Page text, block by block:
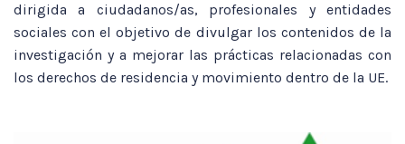
dirigida a ciudadanos/as, profesionales y entidades
sociales con el objetivo de divulgar los contenidos de la
investigación y a mejorar las prácticas relacionadas con
los derechos de residencia y movimiento dentro de la UE.